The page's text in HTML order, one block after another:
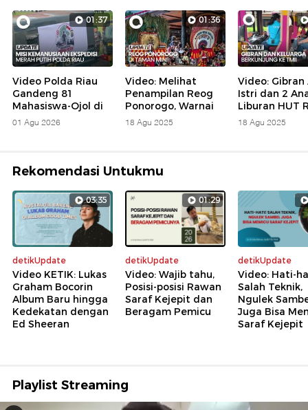
01:37
Video Polda Riau
Gandeng 81
Mahasiswa-Ojol di
Misi Ekspedisi
Merah Putih
01 Agu 2026
01:36
Video: Melihat
Penampilan Reog
Ponorogo, Warnai
Liburan HUT RI di
TMII
18 Agu 2025
Video: Gibran
Istri dan 2
Liburan HUT
TMII
18 Agu 2025
Rekomendasi Untukmu
03:35
detikUpdate
Video KETIK: Lukas
Graham Bocorin
Album Baru hingga
Kedekatan dengan
Ed Sheeran
01:29
detikUpdate
Video: Wajib tahu,
Posisi-posisi Rawan
Saraf Kejepit dan
Beragam Pemicu
detikUpdate
Video: Hati-
Salah Teknik,
Ngulek
Juga Bisa
Saraf Kejepit
Playlist Streaming